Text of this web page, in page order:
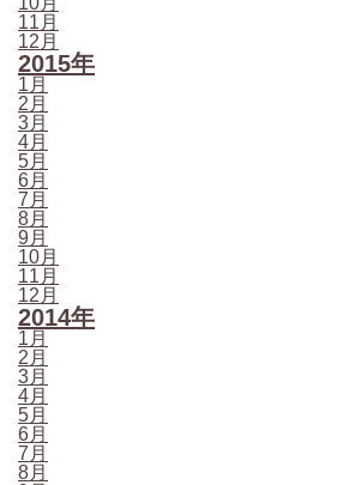
11月
12月
2015年
1月
2月
3月
4月
5月
6月
7月
8月
9月
10月
11月
12月
2014年
1月
2月
3月
4月
5月
6月
7月
8月